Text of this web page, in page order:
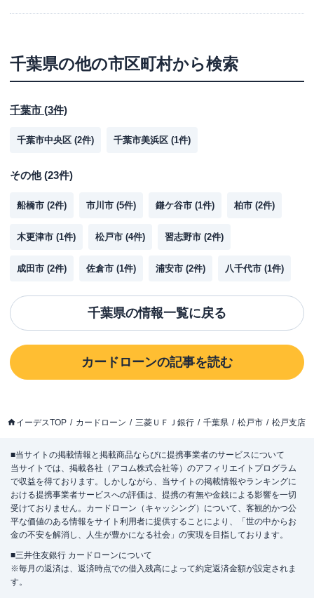
千葉県の他の市区町村から検索
千葉市 (3件)
千葉市中央区 (2件) 千葉市美浜区 (1件)
その他(23件)
船橋市 (2件) 市川市 (5件) 鎌ケ谷市 (1件) 柏市 (2件)
木更津市 (1件) 松戸市 (4件) 習志野市 (2件)
成田市 (2件) 佐倉市 (1件) 浦安市 (2件) 八千代市 (1件)
千葉県の情報一覧に戻る
カードローンの記事を読む
イーデスTOP カードローン 三菱ＵＦＪ銀行 千葉県 松戸市 松戸支店
■当サイトの掲載情報と掲載商品ならびに提携事業者のサービスについて
当サイトでは、掲載各社（アコム株式会社等）のアフィリエイトプログラム
で収益を得ております。しかしながら、当サイトの掲載情報やランキングに
おける提携事業者サービスへの評価は、提携の有無や金銭による影響を一切
受けておりません。カードローン（キャッシング）について、客観的かつ公
平な価値のある情報をサイト利用者に提供することにより、「世の中からお
金の不安を解消し、人生が豊かになる社会」の実現を目指しております。
■三井住友銀行 カードローンについて
※毎月の返済は、返済時点での借入残高によって約定返済金額が設定されま
す。